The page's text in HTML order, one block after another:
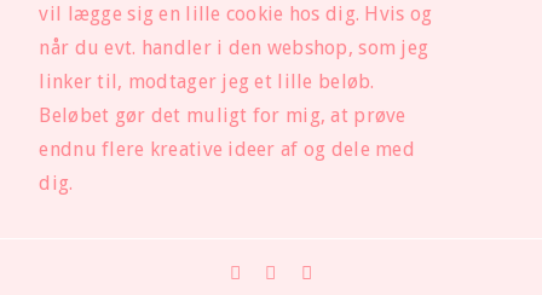
vil lægge sig en lille cookie hos dig. Hvis og
når du evt. handler i den webshop, som jeg
linker til, modtager jeg et lille beløb.
Beløbet gør det muligt for mig, at prøve
endnu flere kreative ideer af og dele med
dig.